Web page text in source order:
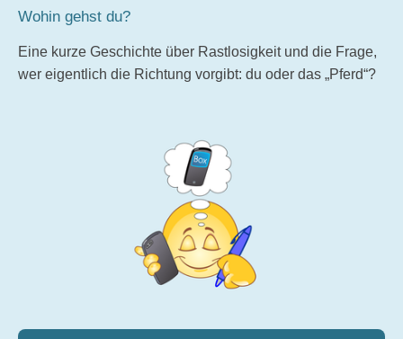
Wohin gehst du?
Eine kurze Geschichte über Rastlosigkeit und die Frage,
wer eigentlich die Richtung vorgibt: du oder das „Pferd“?